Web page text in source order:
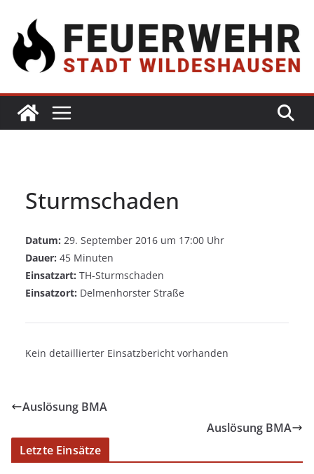
Sturmschaden
Datum: 29. September 2016 um 17:00 Uhr
Dauer: 45 Minuten
Einsatzart: TH-Sturmschaden
Einsatzort: Delmenhorster Straße
Kein detaillierter Einsatzbericht vorhanden
Auslösung BMA
Auslösung BMA
Letzte Einsätze